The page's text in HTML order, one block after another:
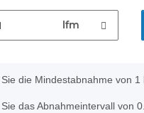
lfm
die Mindestabnahme von 1
das Abnahmeintervall von